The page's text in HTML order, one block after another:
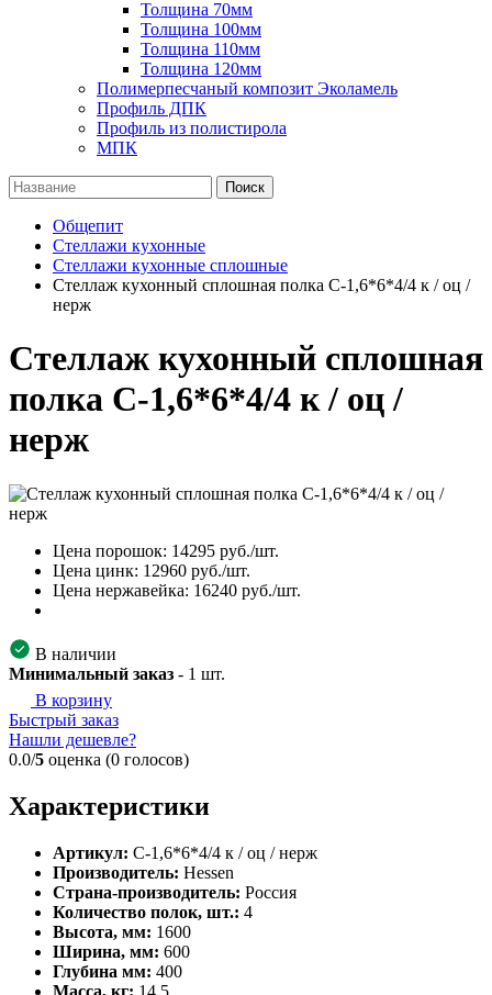
Толщина 70мм
Толщина 100мм
Толщина 110мм
Толщина 120мм
Полимерпесчаный композит Эколамель
Профиль ДПК
Профиль из полистирола
МПК
Поиск
Общепит
Стеллажи кухонные
Стеллажи кухонные сплошные
Стеллаж кухонный сплошная полка С-1,6*6*4/4 к / оц /
нерж
Стеллаж кухонный сплошная
полка С-1,6*6*4/4 к / оц /
нерж
Цена порошок: 14295 руб./шт.
Цена цинк: 12960 руб./шт.
Цена нержавейка: 16240 руб./шт.
В наличии
Минимальный заказ - 1 шт.
В корзину
Быстрый заказ
Нашли дешевле?
0.0/5 оценка (0 голосов)
Характеристики
Артикул: С-1,6*6*4/4 к / оц / нерж
Производитель: Hessen
Страна-производитель: Россия
Количество полок, шт.: 4
Высота, мм: 1600
Ширина, мм: 600
Глубина мм: 400
Масса, кг: 14,5